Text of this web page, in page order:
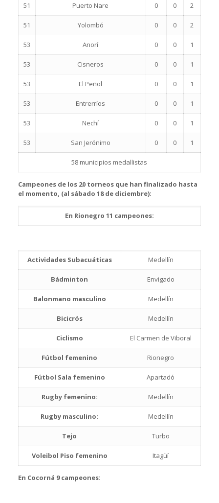
51 Puerto Nare 0 0 2
51 Yolombó 0 0 2
53 Anorí 0 0 1
53 Cisneros 0 0 1
53 El Peñol 0 0 1
53 Entrerríos 0 0 1
53 Nechí 0 0 1
53 San Jerónimo 0 0 1
58 municipios medallistas
Campeones de los 20 torneos que han finalizado hasta
el momento, (al sábado 18 de diciembre):
En Rionegro 11 campeones:
Actividades Subacuáticas Medellín
Bádminton Envigado
Balonmano masculino Medellín
Bicicrós Medellín
Ciclismo El Carmen de Viboral
Fútbol femenino Rionegro
Fútbol Sala femenino Apartadó
Rugby femenino: Medellín
Rugby masculino: Medellín
Tejo Turbo
Voleibol Piso femenino Itagüí
En Cocorná 9 campeones: